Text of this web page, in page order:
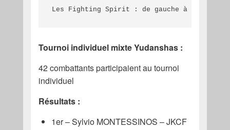
Les Fighting Spirit : de gauche à droite :
Tournoi individuel mixte Yudanshas :
42 combattants participaient au tournoi
individuel
Résultats :
1er – Sylvio MONTESSINOS – JKCF